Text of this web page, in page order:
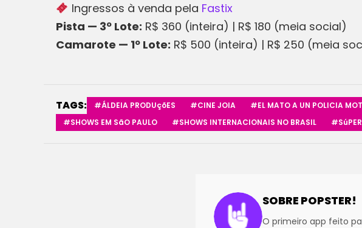
Ingressos à venda pela Fastix
Pista — 3º Lote: R$ 360 (inteira) | R$ 180 (meia social)
Camarote — 1º Lote: R$ 500 (inteira) | R$ 250 (meia
TAGS: #ÁLDEIA PRODUçõES #CINE JOIA #EL MATO A UN POLICIA
#SHOWS EM SãO PAULO
#SHOWS INTERNACIONAIS NO BRASIL
SOBRE POPSTER!
O primeiro app feito